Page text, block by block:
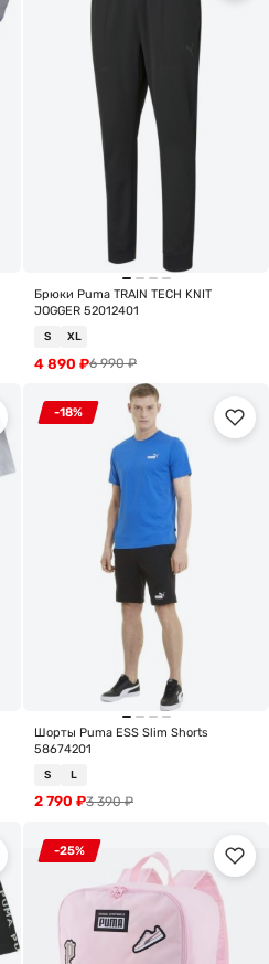
Брюки Puma TRAIN TECH KNIT
JOGGER 52012401
S XL
6 990₽
4 890 ₽
-18%
Шорты Puma ESS Slim Shorts
58674201
S L
3 390₽
2 790 ₽
-25%